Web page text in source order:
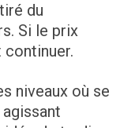
du
Si le prix
continuer.
niveaux où se